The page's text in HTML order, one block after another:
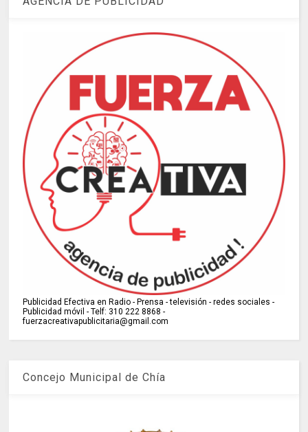
Publicidad Efectiva en Radio - Prensa - televisión - redes sociales -
Publicidad móvil - Telf: 310 222 8868 -
fuerzacreativapublicitaria@gmail.com
Concejo Municipal de Chía